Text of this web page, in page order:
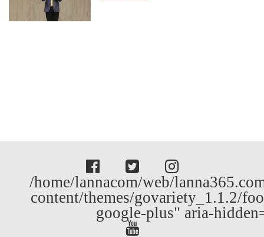
/home/lannacom/web/
content/themes/govariety_1.1.2/
google-plus" aria-